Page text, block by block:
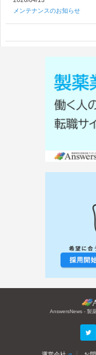
メンテナンスのお知らせ
AnswersNews - 製